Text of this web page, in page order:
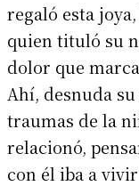
regaló esta
quien tituló su
dolor que
Ahí, desnuda
traumas de la
relacionó,
con él iba a